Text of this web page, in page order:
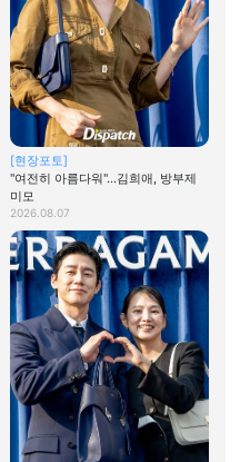
[현장포토]
"여전히 아름다워"…김희애, 방부제
미모
2026.08.07